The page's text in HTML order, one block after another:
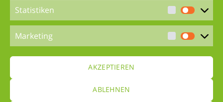
Statistiken
Marketing
AKZEPTIEREN
ABLEHNEN
MEIN-MAKLER-ELM –
Meisenweg 11